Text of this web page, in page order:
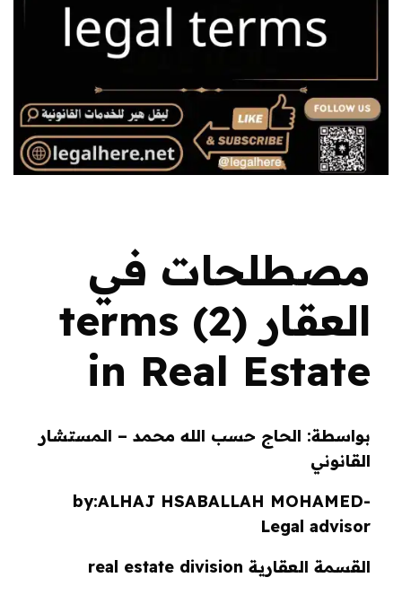
مصطلحات في
العقار (2) terms
in Real Estate
بواسطة: الحاج حسب الله محمد – المستشار
القانوني
by:ALHAJ HSABALLAH MOHAMED-
Legal advisor
القسمة العقارية real estate division